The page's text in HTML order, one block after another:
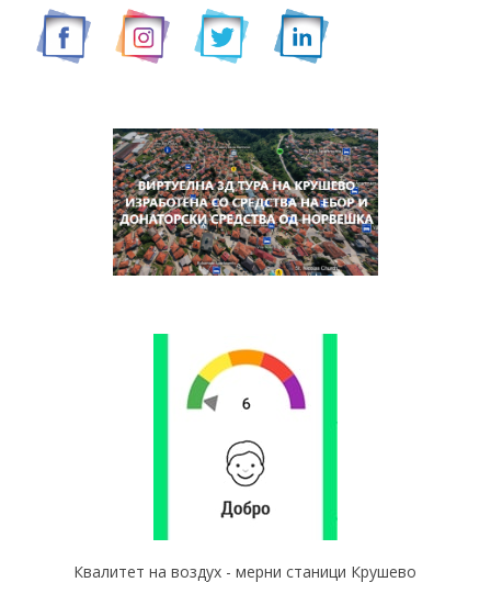
Квалитет на воздух - мерни станици Крушево